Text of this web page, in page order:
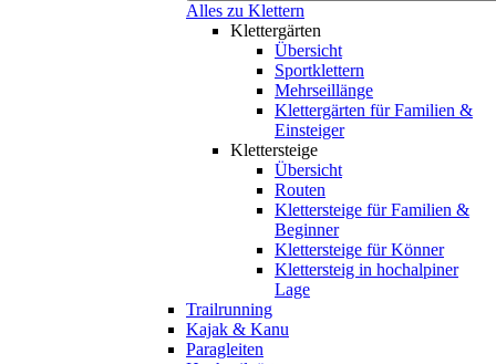
Alles zu Klettern
Klettergärten
Übersicht
Sportklettern
Mehrseillänge
Klettergärten für Familien &
Einsteiger
Klettersteige
Übersicht
Routen
Klettersteige für Familien &
Beginner
Klettersteige für Könner
Klettersteig in hochalpiner
Lage
Trailrunning
Kajak & Kanu
Paragleiten